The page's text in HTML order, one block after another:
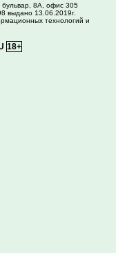
бульвар, 8А, офис 305
выдано 13.06.2019г.
технологий и
18+